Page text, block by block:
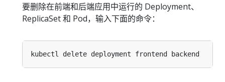
要删除在前端和后端应用中运行的 Deployment、
ReplicaSet 和 Pod，输入下面的命令：